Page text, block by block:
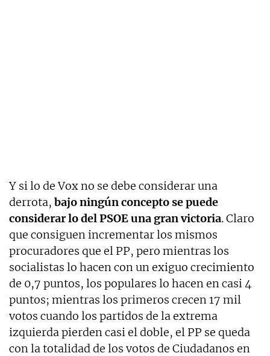
Y si lo de Vox no se debe considerar una
derrota, bajo ningún concepto se puede
considerar lo del PSOE una gran victoria. Claro
que consiguen incrementar los mismos
procuradores que el PP, pero mientras los
socialistas lo hacen con un exiguo crecimiento
de 0,7 puntos, los populares lo hacen en casi 4
puntos; mientras los primeros crecen 17 mil
votos cuando los partidos de la extrema
izquierda pierden casi el doble, el PP se queda
con la totalidad de los votos de Ciudadanos en